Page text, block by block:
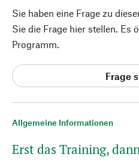
Allgemeine Informationen
Erst das Training,
Sie haben eine Frage zu
Sie die Frage hier stellen. Es
Programm.
Frage